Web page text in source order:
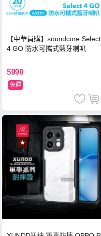
【中華員購】soundcore Select
4 GO 防水可攜式藍牙喇叭
$990
免運